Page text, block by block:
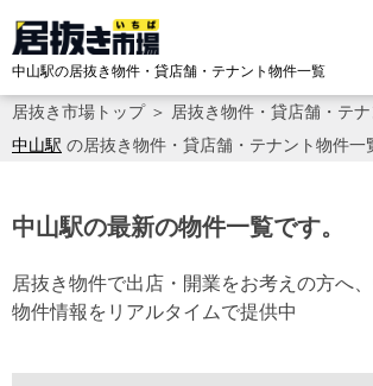
中山駅の居抜き物件・貸店舗・テナント物件一覧
居抜き市場トップ＞ 居抜き物件・貸店舗・テ
中山駅 の居抜き物件・貸店舗・テナント物件一
中山駅の最新の物件一覧です。
居抜き物件で出店・開業をお考えの方へ
物件情報をリアルタイムで提供中